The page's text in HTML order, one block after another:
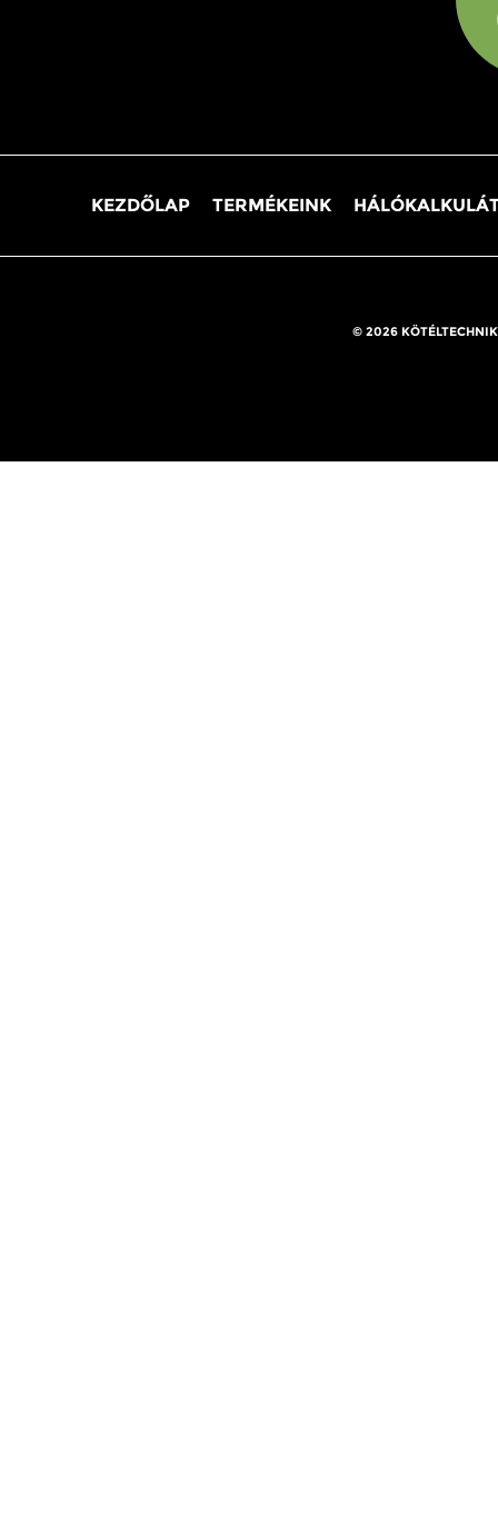
KEZDŐLAP TERMÉKEINK
© 2026